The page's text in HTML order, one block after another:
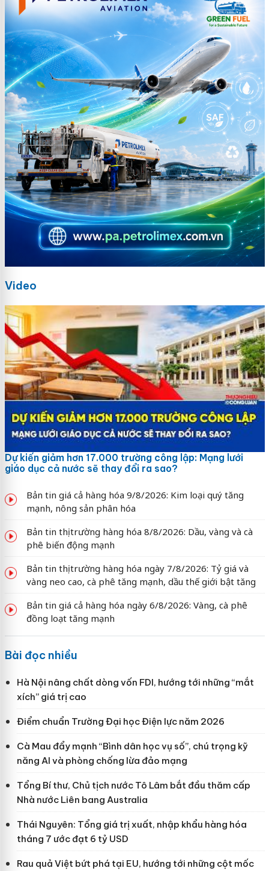
Video
Dự kiến giảm hơn 17.000 trường công lập: Mạng lưới
giáo dục cả nước sẽ thay đổi ra sao?
Bản tin giá cả hàng hóa 9/8/2026: Kim loại quý tăng
mạnh, nông sản phân hóa
Bản tin thị trường hàng hóa 8/8/2026: Dầu, vàng và cà
phê biến động mạnh
Bản tin thị trường hàng hóa ngày 7/8/2026: Tỷ giá và
vàng neo cao, cà phê tăng mạnh, dầu thế giới bật tăng
Bản tin giá cả hàng hóa ngày 6/8/2026: Vàng, cà phê
đồng loạt tăng mạnh
Bài đọc nhiều
Hà Nội nâng chất dòng vốn FDI, hướng tới những “mắt
xích” giá trị cao
Điểm chuẩn Trường Đại học Điện lực năm 2026
Cà Mau đẩy mạnh “Bình dân học vụ số”, chú trọng kỹ
năng AI và phòng chống lừa đảo mạng
Tổng Bí thư, Chủ tịch nước Tô Lâm bắt đầu thăm cấp
Nhà nước Liên bang Australia
Thái Nguyên: Tổng giá trị xuất, nhập khẩu hàng hóa
tháng 7 ước đạt 6 tỷ USD
Rau quả Việt bứt phá tại EU, hướng tới những cột mốc